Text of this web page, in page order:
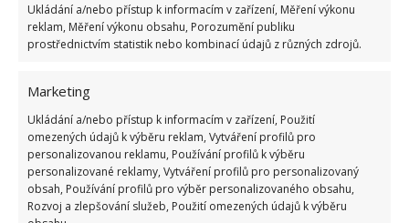
Ukládání a/nebo přístup k informacím v zařízení, Měření výkonu
reklam, Měření výkonu obsahu, Porozumění publiku
prostřednictvím statistik nebo kombinací údajů z různých zdrojů.
Marketing
Ukládání a/nebo přístup k informacím v zařízení, Použití
omezených údajů k výběru reklam, Vytváření profilů pro
personalizovanou reklamu, Používání profilů k výběru
personalizované reklamy, Vytváření profilů pro personalizovaný
obsah, Používání profilů pro výběr personalizovaného obsahu,
Rozvoj a zlepšování služeb, Použití omezených údajů k výběru
Jiří Kolář
Absolvent České zemědělské
univerzity, který je již od malička
velkým kutilem. V podstatě vše, co je